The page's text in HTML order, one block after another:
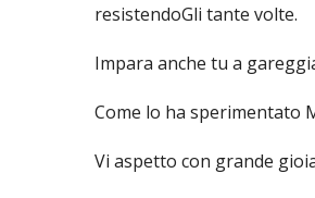
resistendoGli tante volte.
Impara anche tu a
Come lo ha sperimentato
Vi aspetto con grande